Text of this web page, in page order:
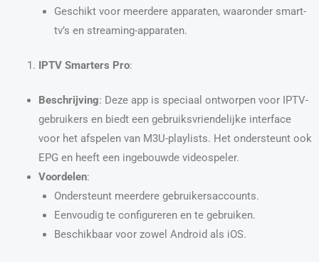
Geschikt voor meerdere apparaten, waaronder smart-
tv’s en streaming-apparaten.
IPTV Smarters Pro:
Beschrijving: Deze app is speciaal ontworpen voor IPTV-
gebruikers en biedt een gebruiksvriendelijke interface
voor het afspelen van M3U-playlists. Het ondersteunt ook
EPG en heeft een ingebouwde videospeler.
Voordelen:
Ondersteunt meerdere gebruikersaccounts.
Eenvoudig te configureren en te gebruiken.
Beschikbaar voor zowel Android als iOS.